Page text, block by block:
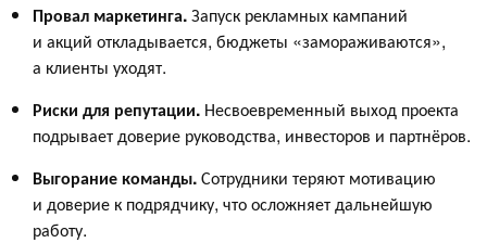
Провал маркетинга.Запуск рекламных кампаний
и акций откладывается, бюджеты «замораживаются»,
а клиенты уходят.
Риски для репутации. Несвоевременный выход проекта
подрывает доверие руководства, инвесторов и партнёров.
Выгорание команды.Сотрудники теряют мотивацию
и доверие к подрядчику, что осложняет дальнейшую
работу.